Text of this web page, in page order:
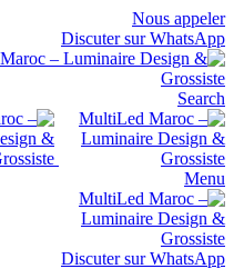
Nous appeler
Discuter sur WhatsApp
Search
Menu
Discuter sur WhatsApp